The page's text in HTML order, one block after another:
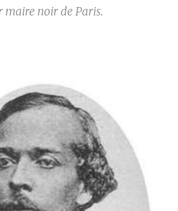
maire noir de Paris.